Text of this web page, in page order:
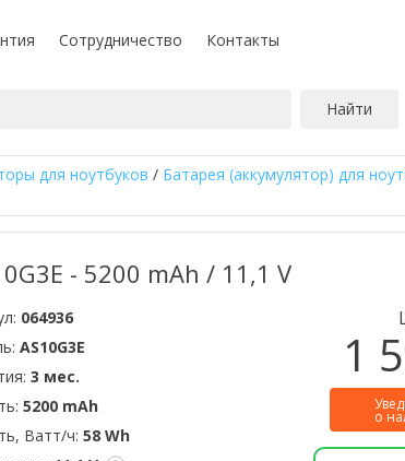
Сотрудничество Контакты
Найти
для ноутбуков / Батарея (аккумулятор) для
- 5200 mAh / 11,1 V
064936
AS10G3E
3 мес.
5200 mAh
Ватт/ч: 58 Wh
1
о